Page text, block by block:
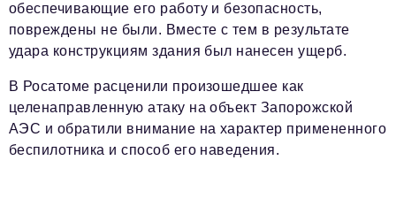
обеспечивающие его работу и безопасность,
повреждены не были. Вместе с тем в результате
удара конструкциям здания был нанесен ущерб.
В Росатоме расценили произошедшее как
целенаправленную атаку на объект Запорожской
АЭС и обратили внимание на характер примененного
беспилотника и способ его наведения.